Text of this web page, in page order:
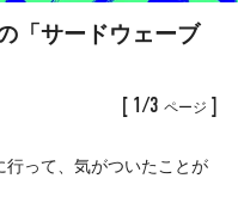
「サードウェーブ
[ 1/3 ページ
って、気がついたことが